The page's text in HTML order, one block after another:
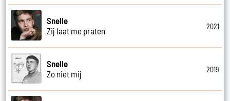
Snelle
Zij laat me praten
2021
Snelle
Zo niet mij
2019